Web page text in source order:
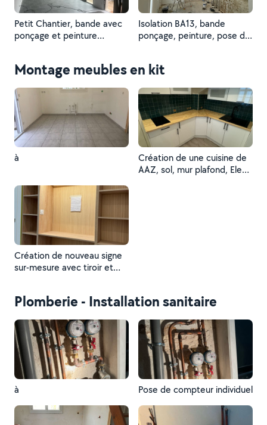
Petit Chantier, bande avec
ponçage et peinture
demande du client
Isolation BA13, bande
ponçage, peinture, pose de
Montage meubles en kit
à
Création de une cuisine de
AAZ, sol, mur plafond, Elec,
Création de nouveau signe
sur-mesure avec tiroir et
Plomberie - Installation sanitaire
à Pose de compteur individuel